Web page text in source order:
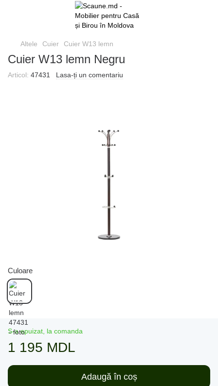
Altele Cuier Cuier W13 lemn
Cuier W13 lemn Negru
Articol: 47431 Lasa-ți un comentariu
Culoare
S-a epuizat, la comanda
1 195 MDL
Adaugă în coș